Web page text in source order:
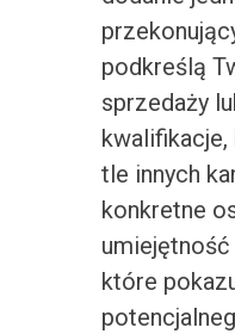
podkreślą
sprzedaży
tle innych
konkretne
które